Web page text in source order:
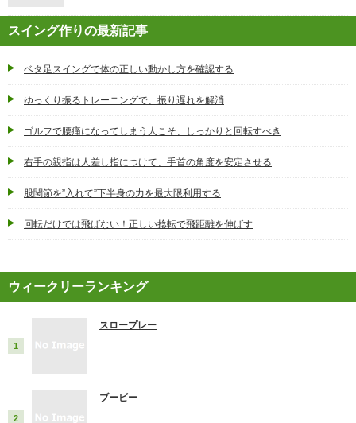
スイング作りの最新記事
ベタ足スイングで体の正しい動かし方を確認する
ゆっくり振るトレーニングで、振り遅れを解消
ゴルフで腰痛になってしまう人こそ、しっかりと回転すべき
右手の親指は人差し指につけて、手首の角度を安定させる
股関節を”入れて”下半身の力を最大限利用する
回転だけでは飛ばない！正しい捻転で飛距離を伸ばす
ウィークリーランキング
スロープレー
ブービー